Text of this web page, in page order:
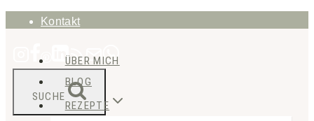
springen
Kontakt
SUCHE
ÜBER MICH
BLOG
REZEPTE